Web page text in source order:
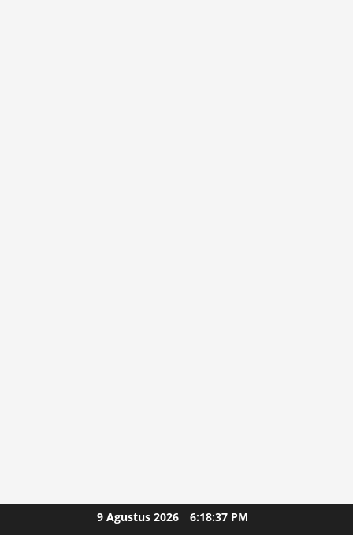
to
9 Agustus 2026 6:18:39 PM